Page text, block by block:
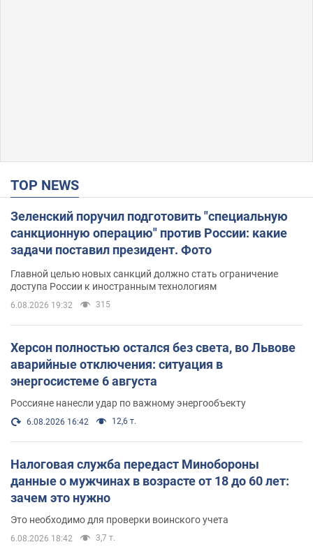
TOP NEWS
Зеленский поручил подготовить "специальную
санкционную операцию" против России: какие
задачи поставил президент. Фото
Главной целью новых санкций должно стать ограничение
доступа России к иностранным технологиям
6.08.2026 19:32 315
Херсон полностью остался без света, во Львове
аварийные отключения: ситуация в
энергосистеме 6 августа
Россияне нанесли удар по важному энергообъекту
6.08.2026 16:42 12,6 т.
Налоговая служба передаст Минобороны
данные о мужчинах в возрасте от 18 до 60 лет:
зачем это нужно
Это необходимо для проверки воинского учета
6.08.2026 18:42 3,7 т.